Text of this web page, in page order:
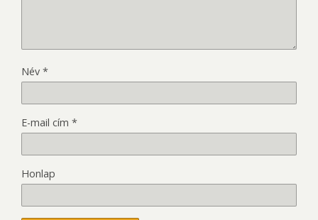
Név *
E-mail cím *
Honlap